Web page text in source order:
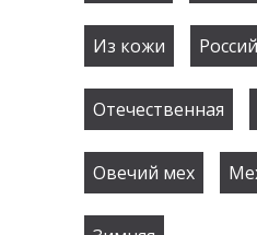
Из кожи
Отечественная
Овечий мех